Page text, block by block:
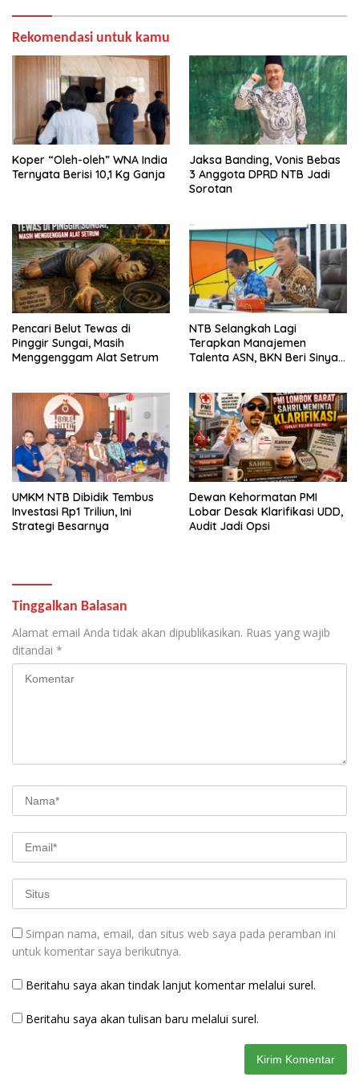
Rekomendasi untuk kamu
Koper “Oleh-oleh” WNA India
Ternyata Berisi 10,1 Kg Ganja
Jaksa Banding, Vonis Bebas
3 Anggota DPRD NTB Jadi
Sorotan
Pencari Belut Tewas di
Pinggir Sungai, Masih
Menggenggam Alat Setrum
NTB Selangkah Lagi
Terapkan Manajemen
Talenta ASN, BKN Beri Sinyal
UMKM NTB Dibidik Tembus
Investasi Rp1 Triliun, Ini
Strategi Besarnya
Dewan Kehormatan PMI
Lobar Desak Klarifikasi UDD,
Audit Jadi Opsi
Tinggalkan Balasan
Alamat email Anda tidak akan dipublikasikan. Ruas yang wajib
ditandai *
Simpan nama, email, dan situs web saya pada peramban ini
untuk komentar saya berikutnya.
Beritahu saya akan tindak lanjut komentar melalui surel.
Beritahu saya akan tulisan baru melalui surel.